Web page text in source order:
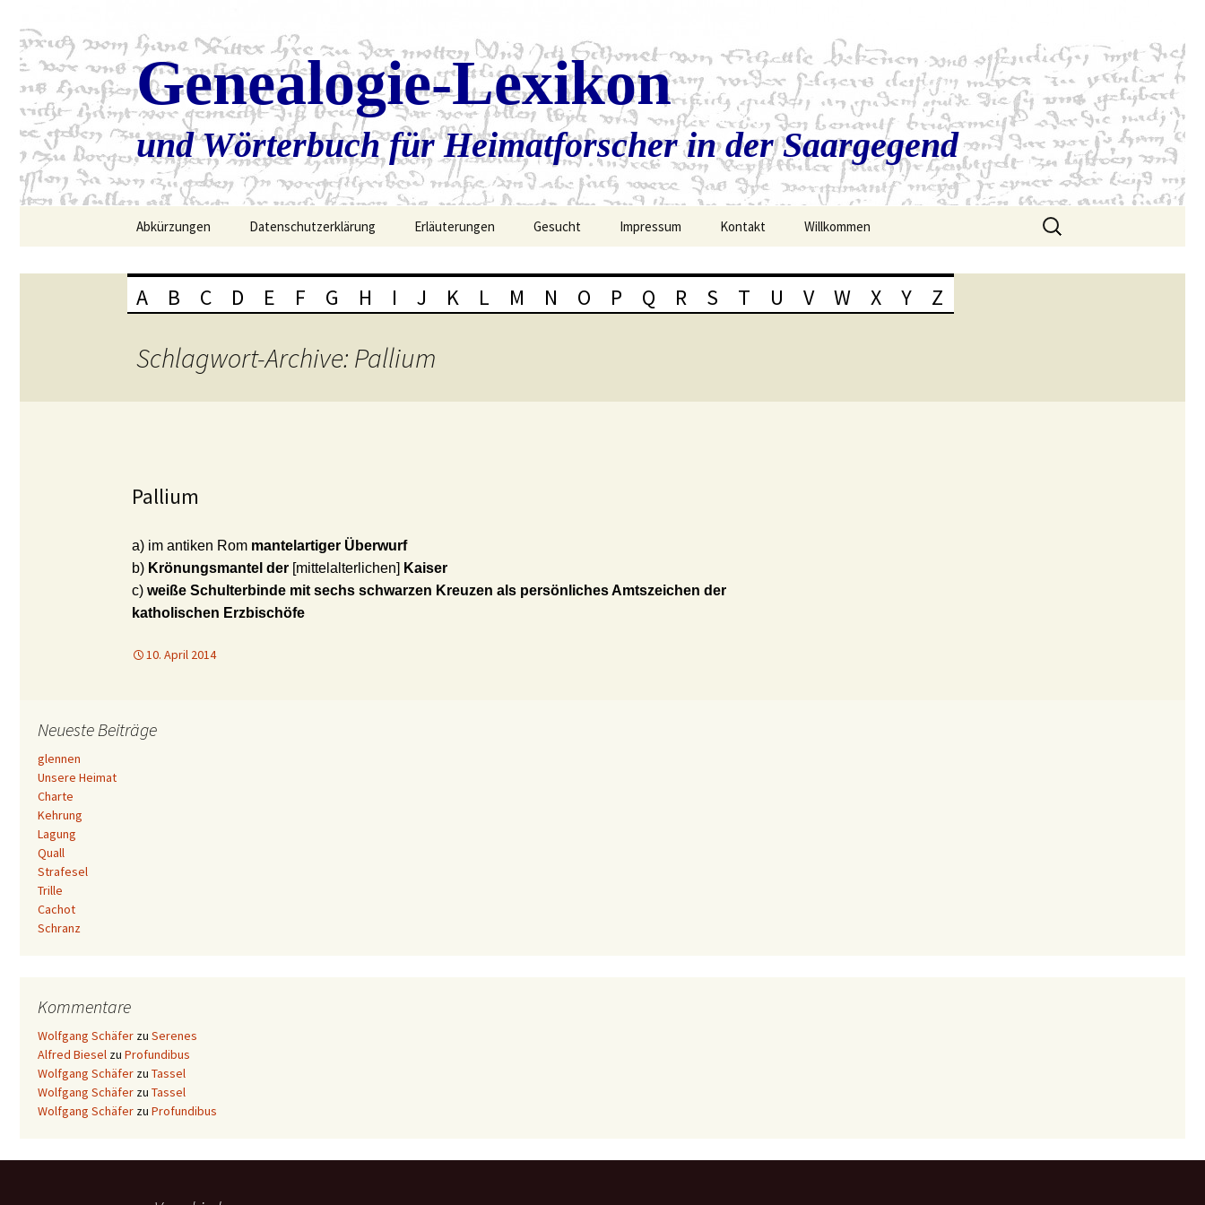
Genealogie-Lexikon
und Wörterbuch für Heimatforscher in der Saargegend
Abkürzungen Datenschutzerklärung Erläuterungen Gesucht Impressum Kontakt Willkommen
Suchen
nach:
A B C D E F G H I J K L M N O P Q R S T U V W X Y Z
Schlagwort-Archive: Pallium
Pallium
a) im antiken Rom mantelartiger Überwurf
b) Krönungsmantel der [mittelalterlichen] Kaiser
c) weiße Schulterbinde mit sechs schwarzen Kreuzen als persönliches Amtszeichen der
katholischen Erzbischöfe
10. April 2014
Neueste Beiträge
glennen
Unsere Heimat
Charte
Kehrung
Lagung
Quall
Strafesel
Trille
Cachot
Schranz
Kommentare
Wolfgang Schäfer zu Serenes
Alfred Biesel zu Profundibus
Wolfgang Schäfer zu Tassel
Wolfgang Schäfer zu Tassel
Wolfgang Schäfer zu Profundibus